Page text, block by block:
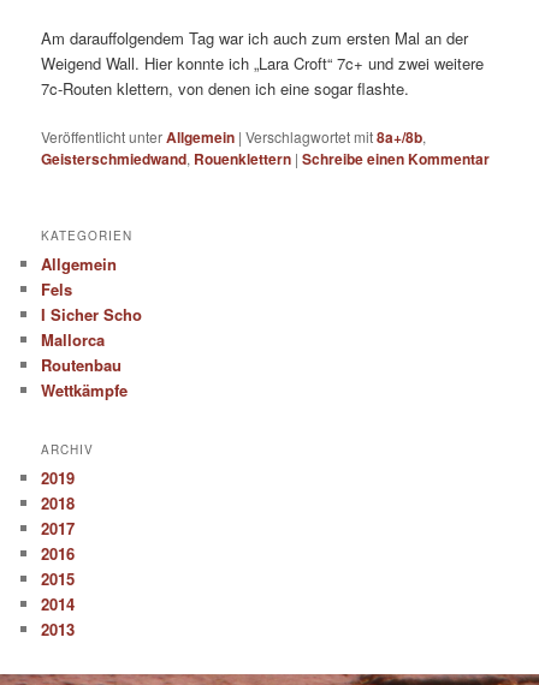
Am darauffolgendem Tag war ich auch zum ersten Mal an der
Weigend Wall. Hier konnte ich „Lara Croft“ 7c+ und zwei weitere
7c-Routen klettern, von denen ich eine sogar flashte.
Veröffentlicht unterAllgemein |Verschlagwortet mit8a+/8b,
Geisterschmiedwand, Rouenklettern |Schreibe einen Kommentar
KATEGORIEN
Allgemein
Fels
I Sicher Scho
Mallorca
Routenbau
Wettkämpfe
ARCHIV
2019
2018
2017
2016
2015
2014
2013